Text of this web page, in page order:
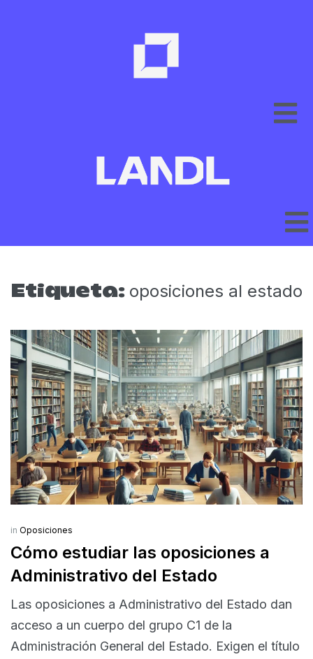
Etiqueta: oposiciones al estado
in Oposiciones
Cómo estudiar las oposiciones a
Administrativo del Estado
Las oposiciones a Administrativo del Estado dan
acceso a un cuerpo del grupo C1 de la
Administración General del Estado. Exigen el título